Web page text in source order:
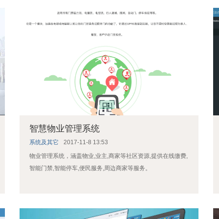
智慧物业管理系统
系统及其它
2017-11-8 13:53
物业管理系统，涵盖物业,业主,商家等社区资源,提供在线缴费,
智能门禁,智能停车,便民服务,周边商家等服务。